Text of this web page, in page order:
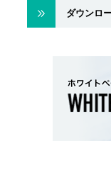
ダウンロ